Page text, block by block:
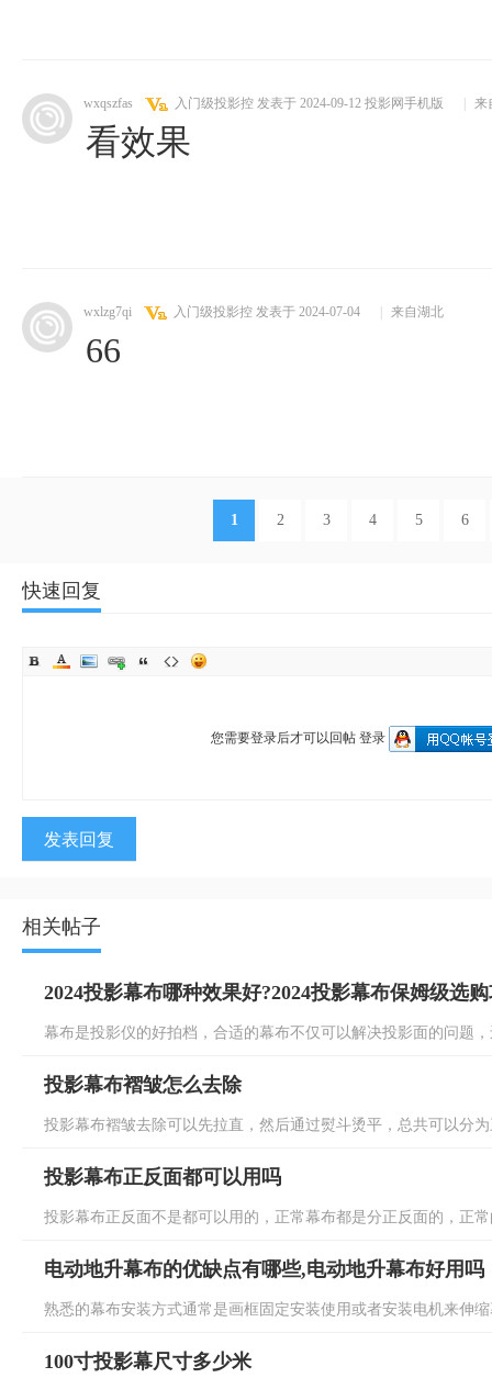
wxqszfas 入门级投影控 发表于 2024-09-12 投影网手机版 来
看效果
wxlzg7qi 入门级投影控 发表于 2024-07-04 来自湖北
66
1 2 3 4 5 6
快速回复
您需要登录后才可以回帖 登录
发表回复
相关帖子
2024投影幕布哪种效果好?2024投影幕布保姆级选
幕布是投影仪的好拍档，合适的幕布不仅可以解决投影面的问题
投影幕布褶皱怎么去除
投影幕布褶皱去除可以先拉直，然后通过熨斗烫平，总共可以分
投影幕布正反面都可以用吗
投影幕布正反面不是都可以用的，正常幕布都是分正反面的，正
电动地升幕布的优缺点有哪些,电动地升幕布好用吗
熟悉的幕布安装方式通常是画框固定安装使用或者安装电机来伸
100寸投影幕尺寸多少米